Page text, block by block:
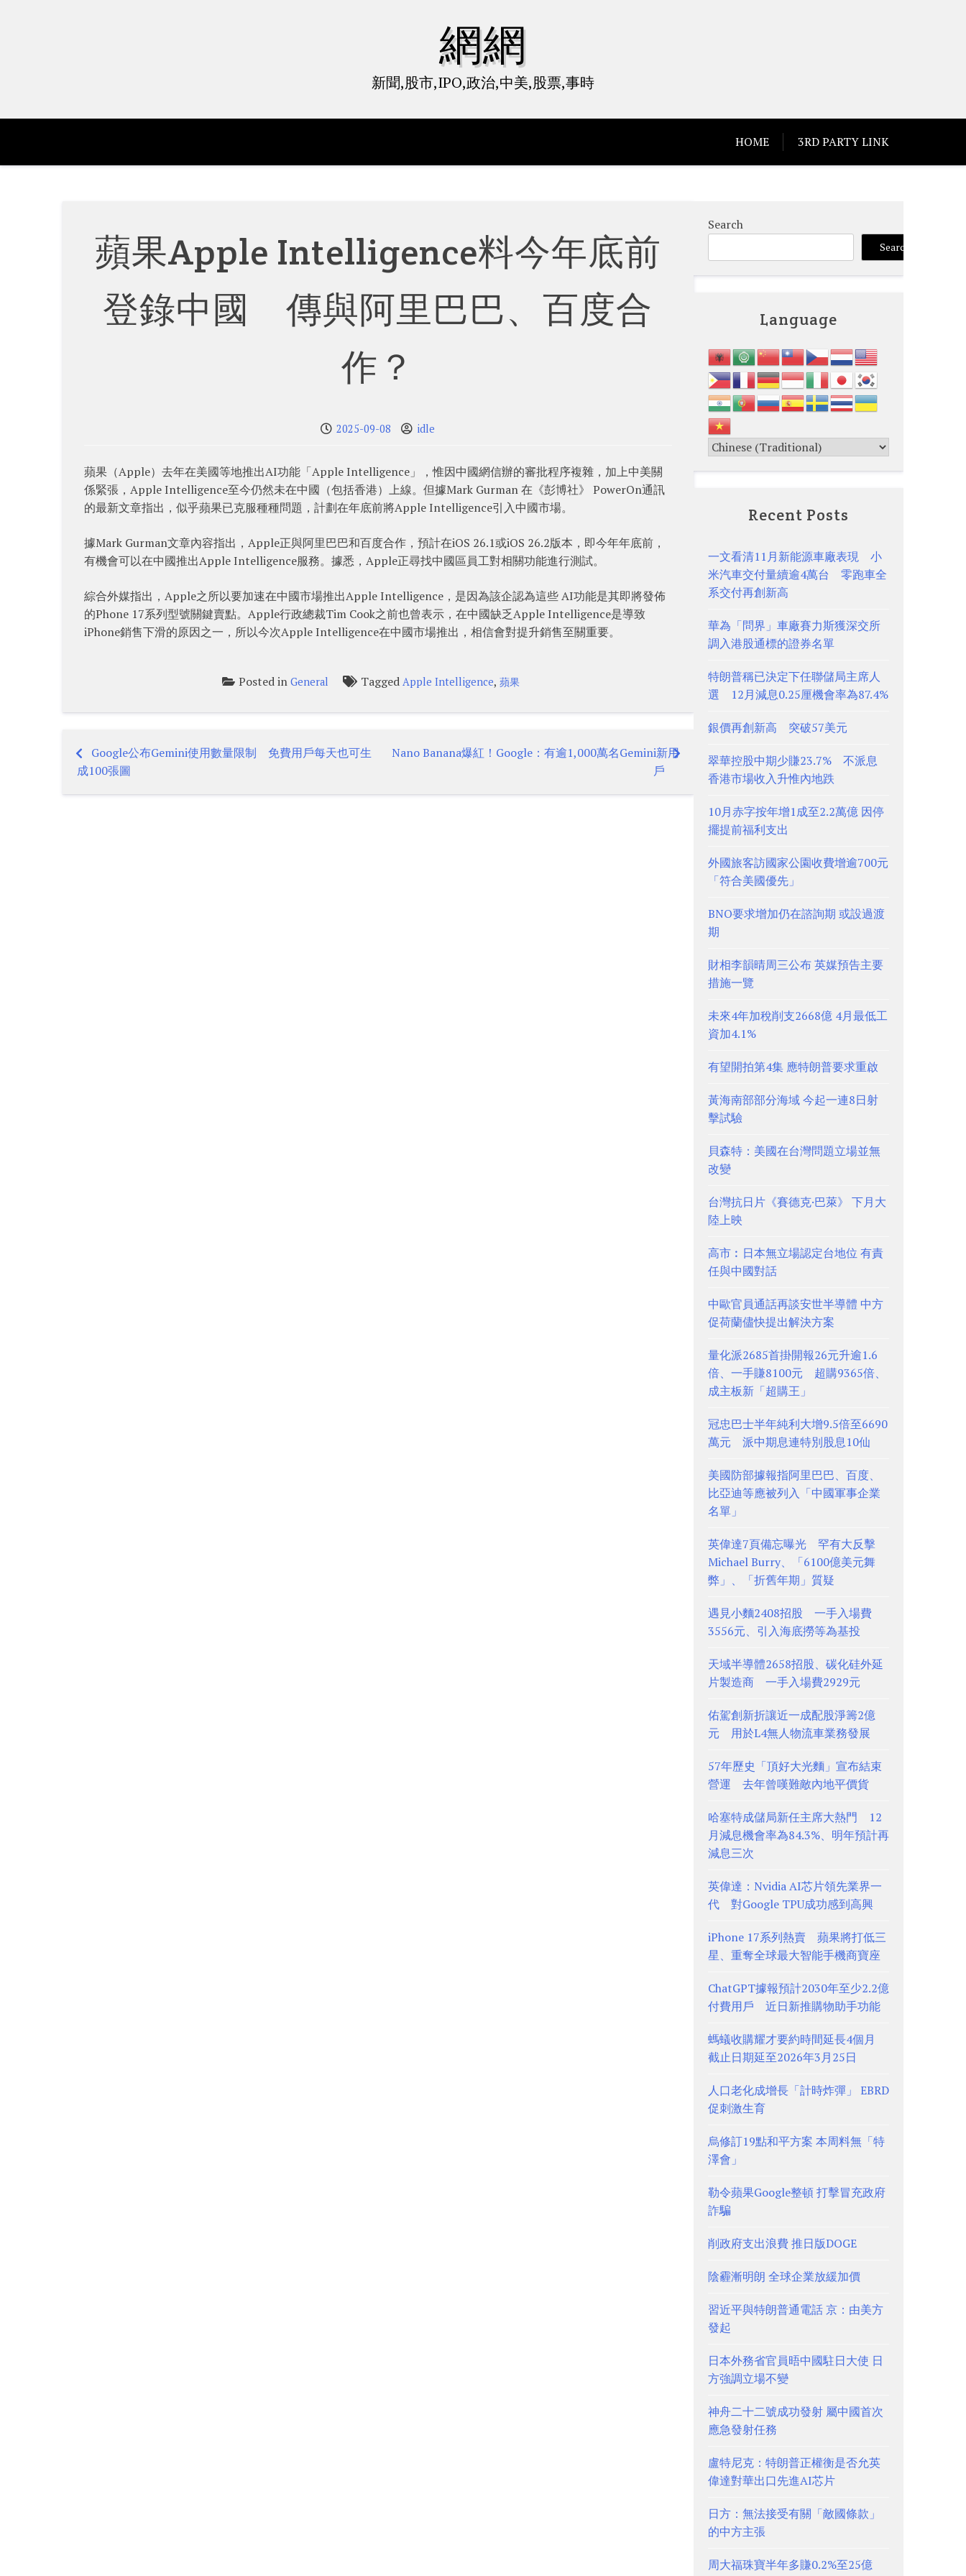
網網
新聞,股市,IPO,政治,中美,股票,事時
HOME 3RD PARTY LINK
蘋果Apple Intelligence料今年底前
登錄中國 傳與阿里巴巴、百度合
作？
2025-09-08 idle
蘋果（Apple）去年在美國等地推出AI功能「Apple Intelligence」，惟因中國網信辦的審批程序複雜，加上中美關
係緊張，Apple Intelligence至今仍然未在中國（包括香港）上線。但據Mark Gurman 在《彭博社》 PowerOn通訊
的最新文章指出，似乎蘋果已克服種種問題，計劃在年底前將Apple Intelligence引入中國市場。
據Mark Gurman文章內容指出，Apple正與阿里巴巴和百度合作，預計在iOS 26.1或iOS 26.2版本，即今年年底前，
有機會可以在中國推出Apple Intelligence服務。據悉，Apple正尋找中國區員工對相關功能進行測試。
綜合外媒指出，Apple之所以要加速在中國市場推出Apple Intelligence，是因為該企認為這些 AI功能是其即將發佈
的Phone 17系列型號關鍵賣點。Apple行政總裁Tim Cook之前也曾表示，在中國缺乏Apple Intelligence是導致
iPhone銷售下滑的原因之一，所以今次Apple Intelligence在中國市場推出，相信會對提升銷售至關重要。
Posted in General Tagged Apple Intelligence, 蘋果
Post
navigation
Google公布Gemini使用數量限制 免費用戶每天也可生
成100張圖
Nano Banana爆紅！Google：有逾1,000萬名Gemini新用
戶
Search
Search
Language
Recent Posts
一文看清11月新能源車廠表現 小
米汽車交付量續逾4萬台 零跑車全
系交付再創新高
華為「問界」車廠賽力斯獲深交所
調入港股通標的證券名單
特朗普稱已決定下任聯儲局主席人
選 12月減息0.25厘機會率為87.4%
銀價再創新高 突破57美元
翠華控股中期少賺23.7% 不派息
香港市場收入升惟內地跌
10月赤字按年增1成至2.2萬億 因停
擺提前福利支出
外國旅客訪國家公園收費增逾700元
「符合美國優先」
BNO要求增加仍在諮詢期 或設過渡
期
財相李韻晴周三公布 英媒預告主要
措施一覽
未來4年加稅削支2668億 4月最低工
資加4.1%
有望開拍第4集 應特朗普要求重啟
黃海南部部分海域 今起一連8日射
擊試驗
貝森特：美國在台灣問題立場並無
改變
台灣抗日片《賽德克·巴萊》 下月大
陸上映
高市︰日本無立場認定台地位 有責
任與中國對話
中歐官員通話再談安世半導體 中方
促荷蘭儘快提出解決方案
量化派2685首掛開報26元升逾1.6
倍、一手賺8100元 超購9365倍、
成主板新「超購王」
冠忠巴士半年純利大增9.5倍至6690
萬元 派中期息連特別股息10仙
美國防部據報指阿里巴巴、百度、
比亞迪等應被列入「中國軍事企業
名單」
英偉達7頁備忘曝光 罕有大反擊
Michael Burry、「6100億美元舞
弊」、「折舊年期」質疑
遇見小麵2408招股 一手入場費
3556元、引入海底撈等為基投
天域半導體2658招股、碳化硅外延
片製造商 一手入場費2929元
佑駕創新折讓近一成配股淨籌2億
元 用於L4無人物流車業務發展
57年歷史「頂好大光麵」宣布結束
營運 去年曾嘆難敵內地平價貨
哈塞特成儲局新任主席大熱門 12
月減息機會率為84.3%、明年預計再
減息三次
英偉達：Nvidia AI芯片領先業界一
代 對Google TPU成功感到高興
iPhone 17系列熱賣 蘋果將打低三
星、重奪全球最大智能手機商寶座
ChatGPT據報預計2030年至少2.2億
付費用戶 近日新推購物助手功能
螞蟻收購耀才要約時間延長4個月
截止日期延至2026年3月25日
人口老化成增長「計時炸彈」 EBRD
促刺激生育
烏修訂19點和平方案 本周料無「特
澤會」
勒令蘋果Google整頓 打擊冒充政府
詐騙
削政府支出浪費 推日版DOGE
陰霾漸明朗 全球企業放緩加價
習近平與特朗普通電話 京：由美方
發起
日本外務省官員晤中國駐日大使 日
方強調立場不變
神舟二十二號成功發射 屬中國首次
應急發射任務
盧特尼克：特朗普正權衡是否允英
偉達對華出口先進AI芯片
日方：無法接受有關「敵國條款」
的中方主張
周大福珠寶半年多賺0.2%至25億